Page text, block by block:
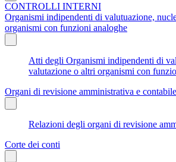
CONTROLLI INTERNI
Organismi indipendenti di valutuazione,
organismi con funzioni analoghe
Atti degli Organismi indipendenti di
valutazione o altri organismi con
Organi di revisione amministrativa e contabile
Relazioni degli organi di revisione
Corte dei conti